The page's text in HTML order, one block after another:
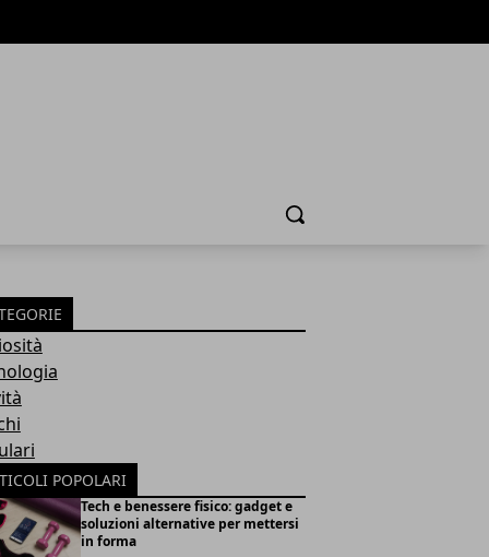
Cerca
POPOLARI
Tech e benessere fisico: gadget e
soluzioni alternative per mettersi
in forma